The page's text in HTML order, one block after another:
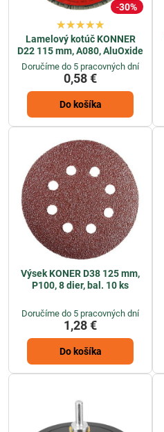
30%
Lamelový kotúč KONNER
D22 115 mm, A080, AluOxide
Doručíme do 5 pracovných dní
0,58 €
Do košíka
Výsek KONER D38 125 mm,
P100, 8 dier, bal. 10 ks
Doručíme do 5 pracovných dní
1,28 €
Do košíka